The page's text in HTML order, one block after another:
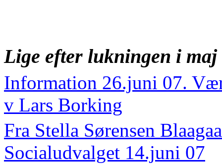
Lige efter lukningen i maj
Information 26.juni 07.
v Lars Borking
Fra Stella Sørensen
Socialudvalget 14.juni 07